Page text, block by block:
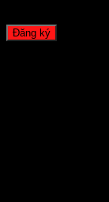
Đăng ký